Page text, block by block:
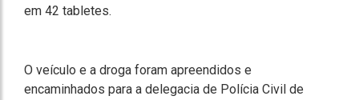
em 42 tabletes.
O veículo e a droga foram apreendidos e
encaminhados para a delegacia de Polícia Civil de